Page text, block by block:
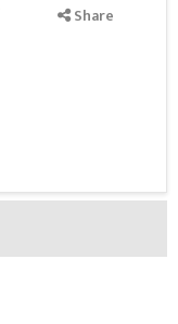
Share